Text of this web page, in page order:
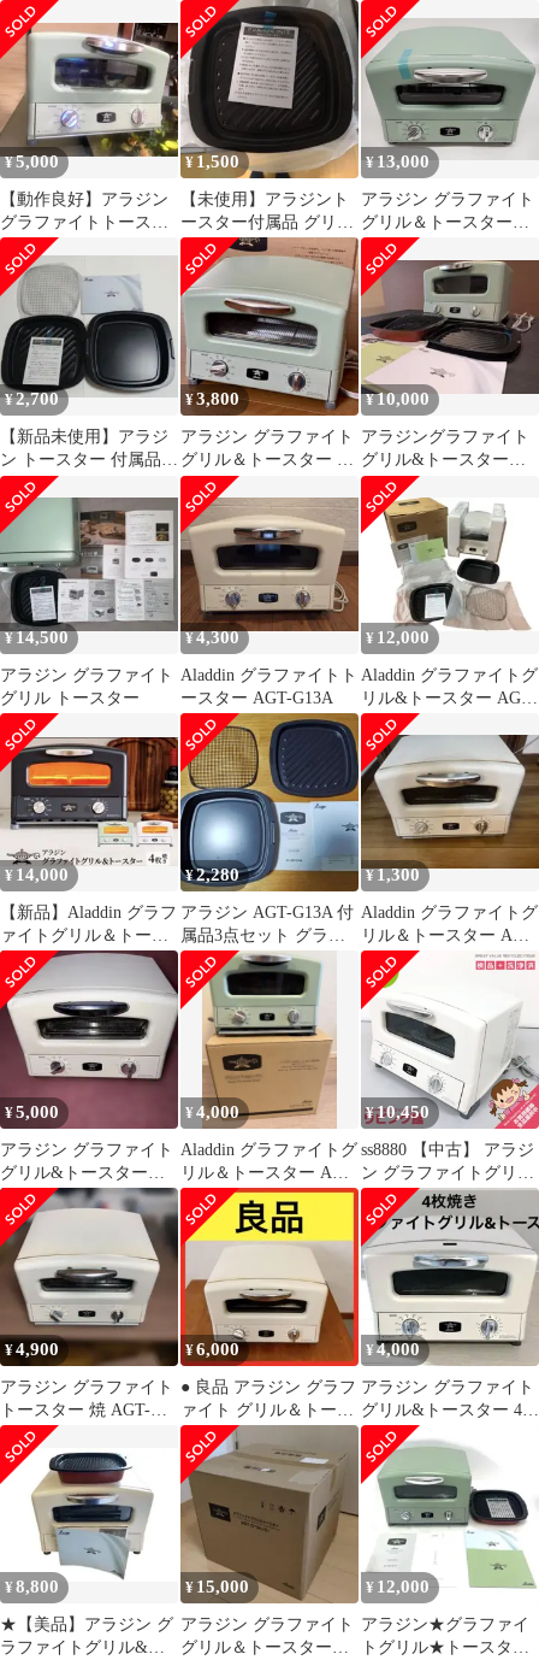
ースター AGT-G13A G13A(Ｐ) サクラピンク スタ 4枚AGT-G13A グ
リル
¥5,000
【動作良好】アラジン
グラファイトトースタ
ー AGT-G13A 2020年製
¥ 1,500
【未使用】アラジント
ースター付属品 グリル
パン 3点セット AGT-
G13A
¥ 13,000
アラジン グラファイト
グリル＆トースター
AGT-G13A(G) Aladdin
トースター 調理家電
R2606-044
¥2,700
【新品未使用】アラジ
ン トースター 付属品
グリルパンプレート 3
点セット
¥3,800
アラジン グラファイト
グリル＆トースター 4
枚焼き AGT-G13A ジャ
ンク
¥10,000
アラジングラファイト
グリル&トースター 4
枚焼き AGT-G13A グ
リーン
¥14,500
アラジン グラファイト
グリル トースター
¥4,300
Aladdin グラファイトト
ースター AGT-G13A
¥ 12,000
Aladdin グラファイトグ
リル&トースター AGT-
G13A(W) 未使用
¥ 14,000
【新品】Aladdin グラフ
ァイトグリル＆トース
ター AGT-G13A(G)
¥2,280
アラジン AGT-G13A 付
属品3点セット グラフ
ァイトグリル＆トース
ター
¥1,300
Aladdin グラファイトグ
リル＆トースター AGT-
G13A 本体 アラジン
¥5,000
アラジン グラファイト
グリル&トースター
AGT-G13A 2020年製
¥4,000
Aladdin グラファイトグ
リル＆トースター AGT-
G13A
¥10,450
ss8880 【中古】 アラジ
ン グラファイトグリル
＆トースター AGT-
G13A ホワイト Aladdin
オーブントースター 白
4枚焼 100～280°温度調
整可 オシャレ ワイド庫
内 オーブントースター
中古
¥4,900
アラジン グラファイト
トースター 焼 AGT-
G13A ホワイト 中古
¥6,000
● 良品 アラジン グラフ
ァイト グリル＆トース
ター ホワイト AGT-
G13A
¥4,000
アラジン グラファイト
グリル&トースター 4枚
焼きAGT-G13A ホワイ
ト
¥8,800
★【美品】アラジン グ
ラファイトグリル&ト
¥ 15,000
アラジン グラファイト
グリル＆トースター
¥ 12,000
アラジン★グラファイ
トグリル★トースター